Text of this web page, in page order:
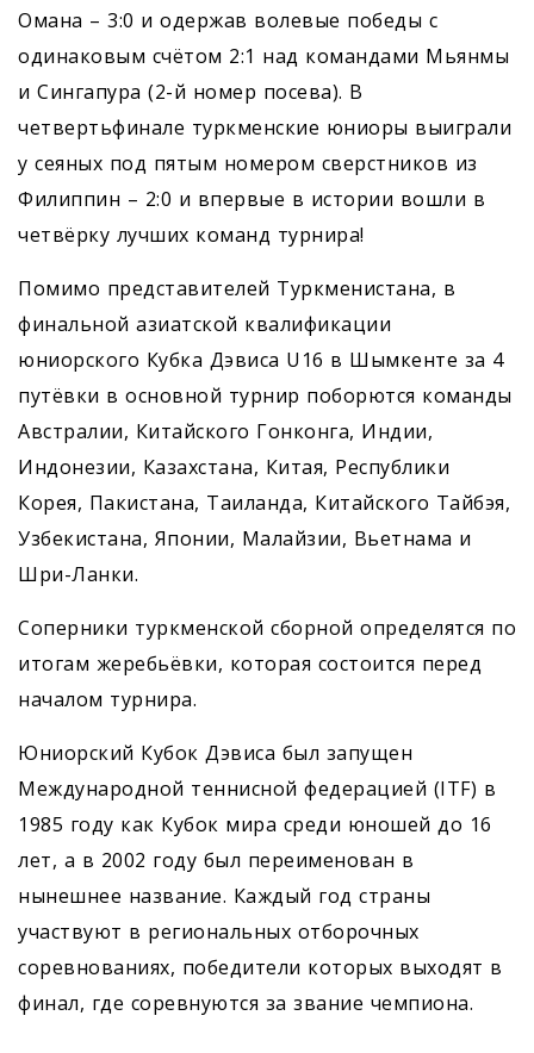
Омана – 3:0 и одержав волевые победы с
одинаковым счётом 2:1 над командами Мьянмы
и Сингапура (2-й номер посева). В
четвертьфинале туркменские юниоры выиграли
у сеяных под пятым номером сверстников из
Филиппин – 2:0 и впервые в истории вошли в
четвёрку лучших команд турнира!
Помимо представителей Туркменистана, в
финальной азиатской квалификации
юниорского Кубка Дэвиса U16 в Шымкенте за 4
путёвки в основной турнир поборются команды
Австралии, Китайского Гонконга, Индии,
Индонезии, Казахстана, Китая, Республики
Корея, Пакистана, Таиланда, Китайского Тайбэя,
Узбекистана, Японии, Малайзии, Вьетнама и
Шри-Ланки.
Соперники туркменской сборной определятся по
итогам жеребьёвки, которая состоится перед
началом турнира.
Юниорский Кубок Дэвиса был запущен
Международной теннисной федерацией (ITF) в
1985 году как Кубок мира среди юношей до 16
лет, а в 2002 году был переименован в
нынешнее название. Каждый год страны
участвуют в региональных отборочных
соревнованиях, победители которых выходят в
финал, где соревнуются за звание чемпиона.